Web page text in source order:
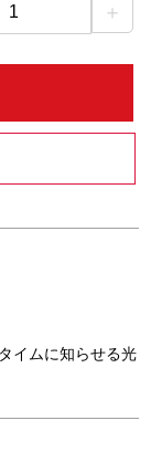
1 ＋
イムに知らせる光